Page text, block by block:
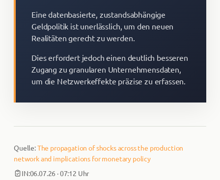
Eine datenbasierte, zustandsabhängige
Geldpolitik ist unerlässlich, um den neuen
Realitäten gerecht zu werden.
Dies erfordert jedoch einen deutlich besseren
Zugang zu granularen Unternehmensdaten,
um die Netzwerkeffekte präzise zu erfassen.
Quelle:The propagation of shocks across the production
network and implications for monetary policy
IN:06.07.26 · 07:12 Uhr